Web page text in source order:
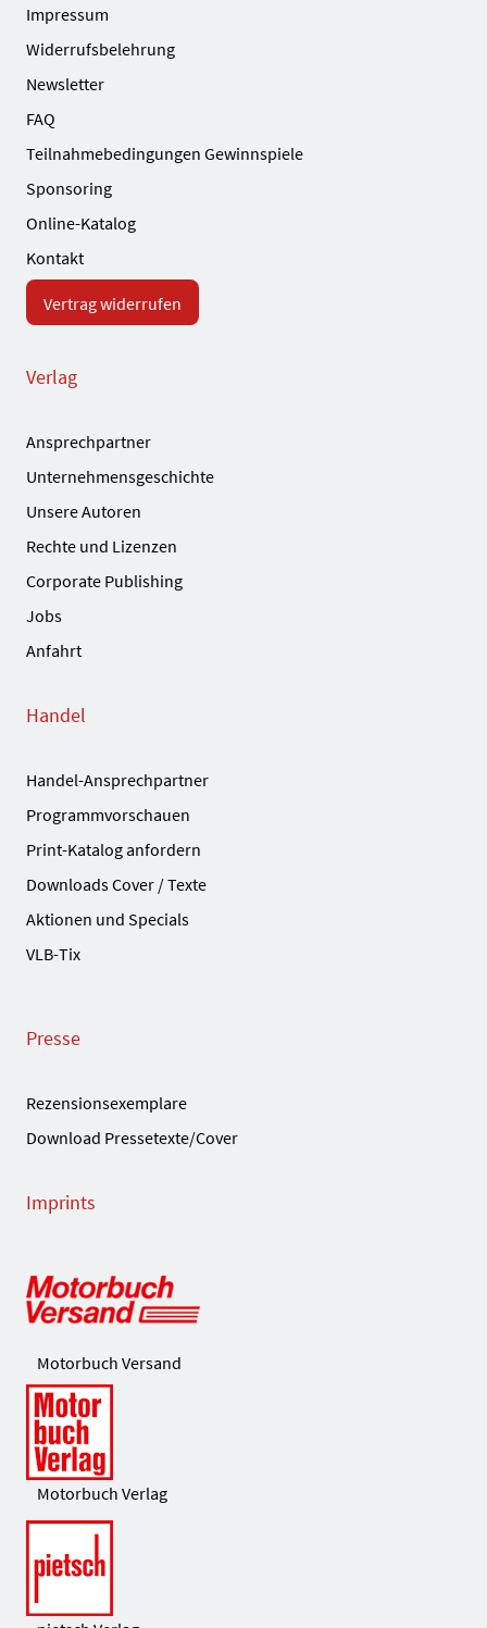
Impressum
Widerrufsbelehrung
Newsletter
FAQ
Teilnahmebedingungen Gewinnspiele
Sponsoring
Online-Katalog
Kontakt
Vertrag widerrufen
Verlag
Ansprechpartner
Unternehmensgeschichte
Unsere Autoren
Rechte und Lizenzen
Corporate Publishing
Jobs
Anfahrt
Handel
Handel-Ansprechpartner
Programmvorschauen
Print-Katalog anfordern
Downloads Cover / Texte
Aktionen und Specials
VLB-Tix
Presse
Rezensionsexemplare
Download Pressetexte/Cover
Imprints
Motorbuch Versand
Motorbuch Verlag